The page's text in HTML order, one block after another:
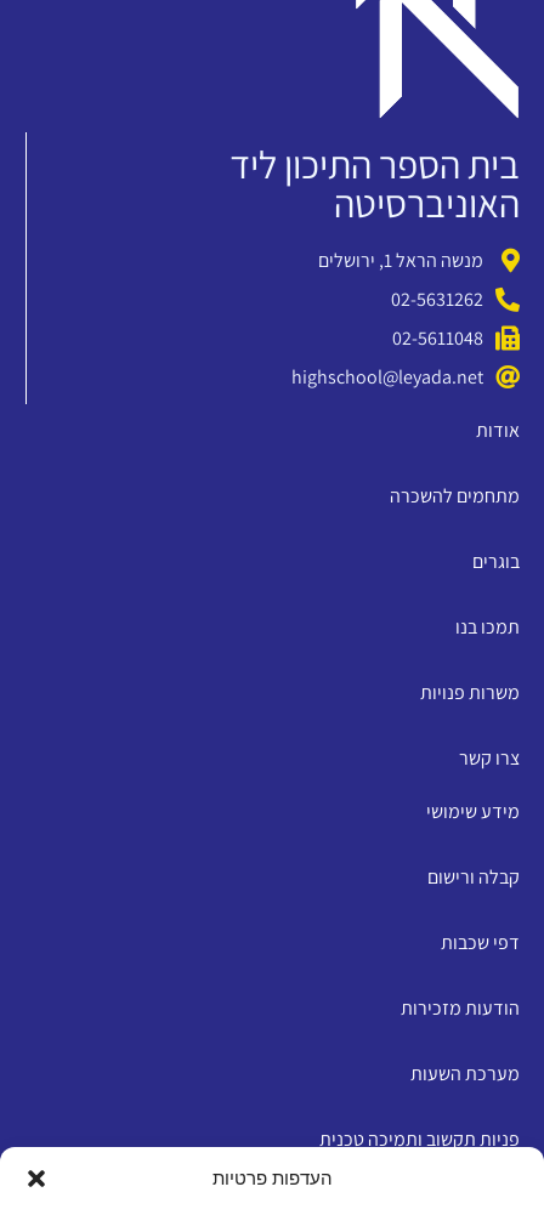
העדפות פרטיות
בית הספר התיכון ליד
האוניברסיטה
מנשה הראל 1, ירושלים
02-5631262
02-5611048
highschool@leyada.net
אודות
מתחמים להשכרה
בוגרים
תמכו בנו
משרות פנויות
צרו קשר
מידע שימושי
קבלה ורישום
דפי שכבות
הודעות מזכירות
מערכת השעות
פניות תקשוב ותמיכה טכנית